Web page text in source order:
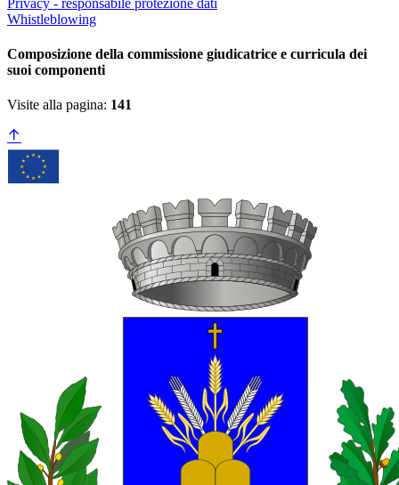
Whistleblowing
Composizione della commissione giudicatrice e curricula dei
suoi componenti
Visite alla pagina: 141